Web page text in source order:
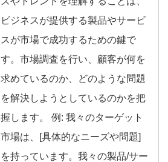
ビジネスが提供する製品やサービ
スが市場で成功するための鍵で
す。市場調査を行い、顧客が何を
求めているのか、どのような問題
を解決しようとしているのかを把
握します。 例: 我々のターゲット
市場は、[具体的なニーズや問題]
を持っています。我々の製品/サー